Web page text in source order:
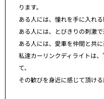
ります。
ある人には、憧れを手に入れる
ある人には、とびきりの刺激で
ある人には、愛車を仲間と共に
私達カーリンクディライトは
て、
その歓びを身近に感じて頂ける